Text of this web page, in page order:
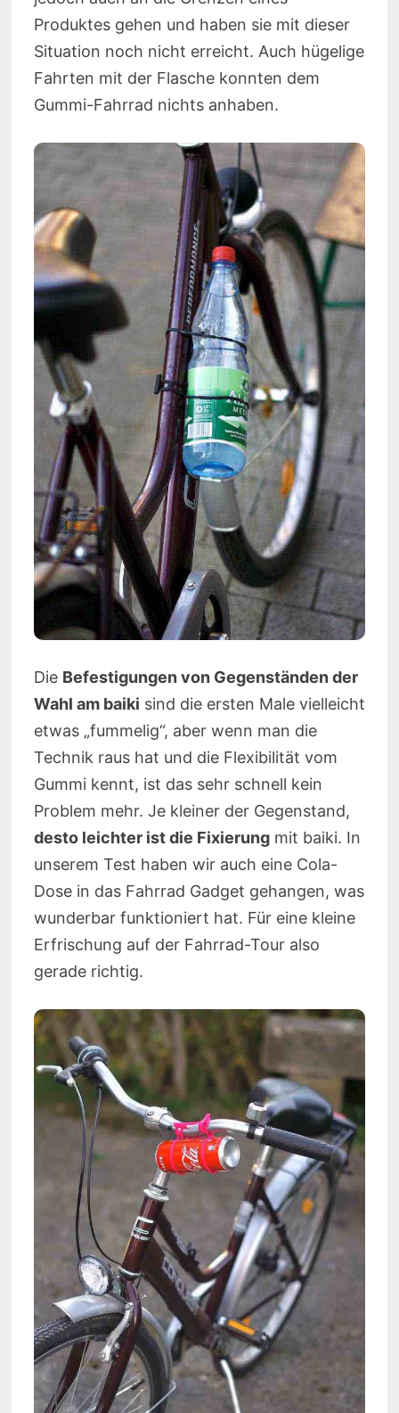
Produktes gehen und haben sie mit dieser
Situation noch nicht erreicht. Auch hügelige
Fahrten mit der Flasche konnten dem
Gummi-Fahrrad nichts anhaben.
Die Befestigungen von Gegenständen der
Wahl am baiki sind die ersten Male vielleicht
etwas „fummelig“, aber wenn man die
Technik raus hat und die Flexibilität vom
Gummi kennt, ist das sehr schnell kein
Problem mehr. Je kleiner der Gegenstand,
desto leichter ist die Fixierungmit baiki. In
unserem Test haben wir auch eine Cola-
Dose in das Fahrrad Gadget gehangen, was
wunderbar funktioniert hat. Für eine kleine
Erfrischung auf der Fahrrad-Tour also
gerade richtig.